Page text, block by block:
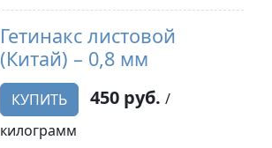
Гетинакс листовой
(Китай) – 0,8 мм
КУПИТЬ 450 руб. /
килограмм